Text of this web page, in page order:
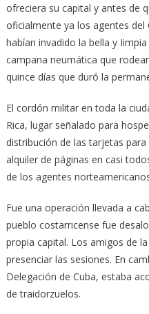
ofreciera su capital y antes de
oficialmente ya los agentes del
habían invadido la bella y
campana neumática que
quince días que duró la
El cordón militar en toda la
Rica, lugar señalado para
distribución de las tarjetas
alquiler de páginas en casi
de los agentes
Fue una operación llevada a
pueblo costarricense fue
propia capital. Los amigos de
presenciar las sesiones. En
Delegación de Cuba, estaba
de traidorzuelos.